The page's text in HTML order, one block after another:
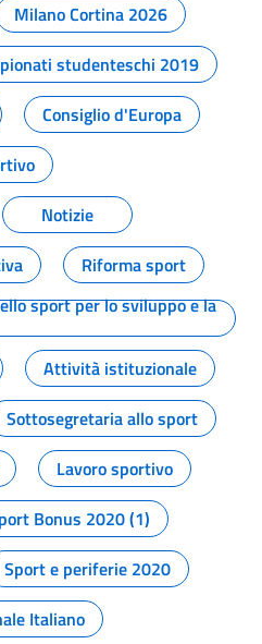
Milano Cortina 2026
studenteschi 2019
Consiglio d'Europa
Notizie
Riforma sport
sport per lo sviluppo e la
Attività istituzionale
Sottosegretaria allo sport
Lavoro sportivo
Bonus 2020 (1)
Sport e periferie 2020
Italiano